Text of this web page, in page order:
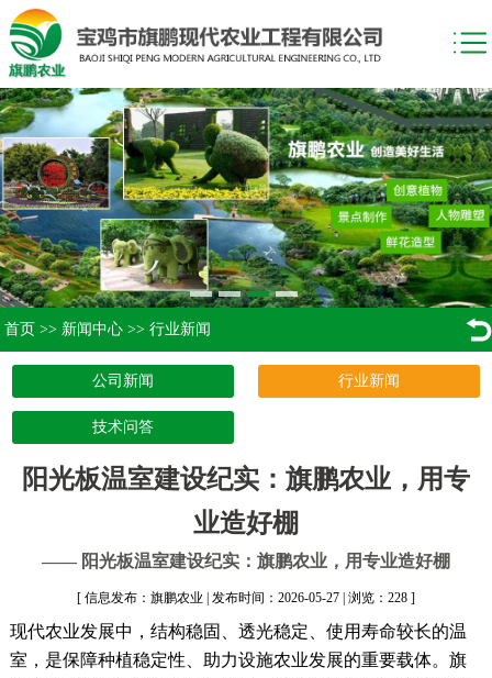
首页 >> 新闻中心 >> 行业新闻
公司新闻 行业新闻
技术问答
阳光板温室建设纪实：旗鹏农业，用专
业造好棚
—— 阳光板温室建设纪实：旗鹏农业，用专业造好棚
[ 信息发布：旗鹏农业 | 发布时间：2026-05-27 | 浏览：228 ]
现代农业发展中，结构稳固、透光稳定、使用寿命较长的温
室，是保障种植稳定性、助力设施农业发展的重要载体。旗